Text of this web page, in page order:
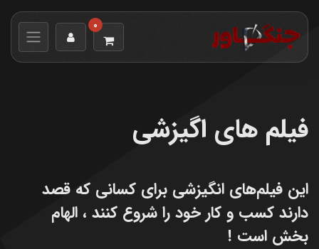
0
فیلم های اگیزشی
این فیلم‌های انگیزشی برای کسانی که قصد
دارند کسب و کار خود را شروع کنند ، الهام
بخش است !